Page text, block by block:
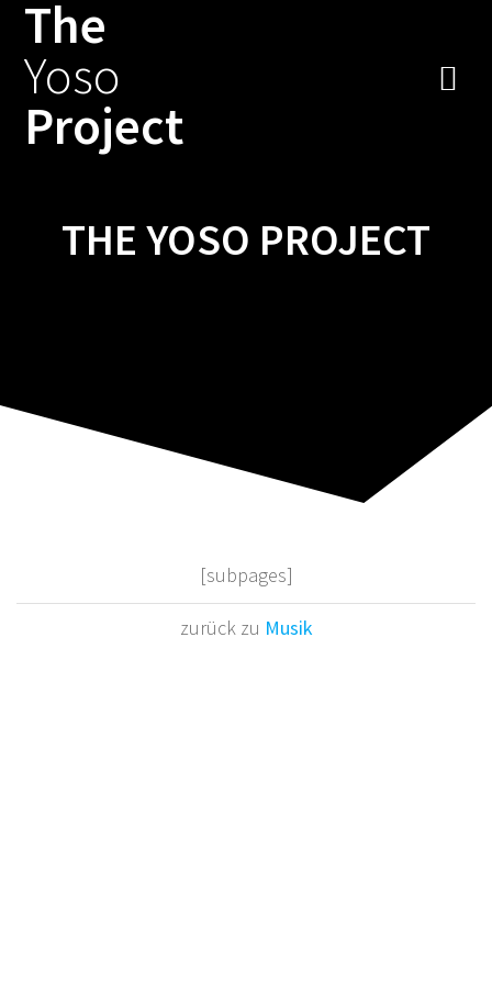
The
Yoso
Project
THE YOSO PROJECT
[subpages]
zurück zu Musik